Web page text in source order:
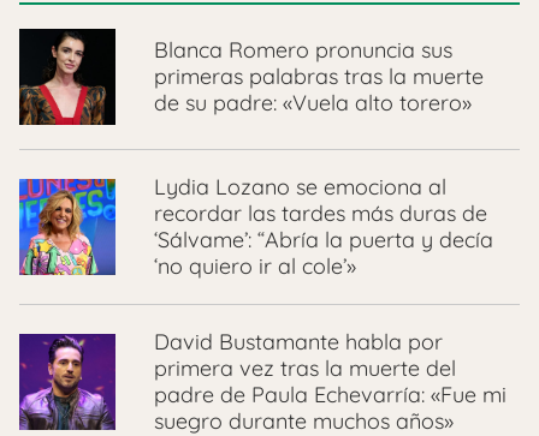
Blanca Romero pronuncia sus
primeras palabras tras la muerte
de su padre: «Vuela alto torero»
Lydia Lozano se emociona al
recordar las tardes más duras de
‘Sálvame’: “Abría la puerta y decía
‘no quiero ir al cole’»
David Bustamante habla por
primera vez tras la muerte del
padre de Paula Echevarría: «Fue mi
suegro durante muchos años»